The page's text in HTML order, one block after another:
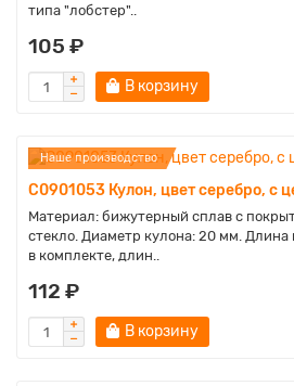
типа "лобстер"..
105 ₽
В корзину
Наше производство
C0901053 Кулон, цвет серебро, с
Материал: бижутерный сплав с
стекло. Диаметр кулона: 20 мм. Длина
в комплекте, длин..
112 ₽
В корзину